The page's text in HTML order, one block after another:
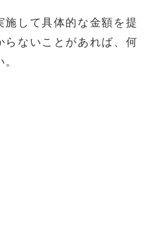
施して具体的な金額を提
らないことがあれば、何